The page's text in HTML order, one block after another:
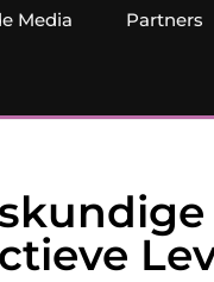
Media Partners